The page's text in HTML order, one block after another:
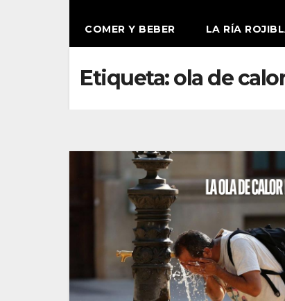
COMER Y BEBER LA RÍA
Etiqueta:ola de